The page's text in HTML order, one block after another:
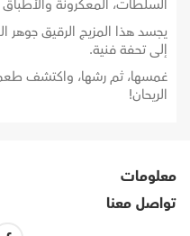
السلطات، المعكرونة
يجسد هذا المزيج الرقيق
إلى تحفة فنية.
غمسها، ثم رشها، واكتشف
الريحان!
معلومات
تواصل معنا